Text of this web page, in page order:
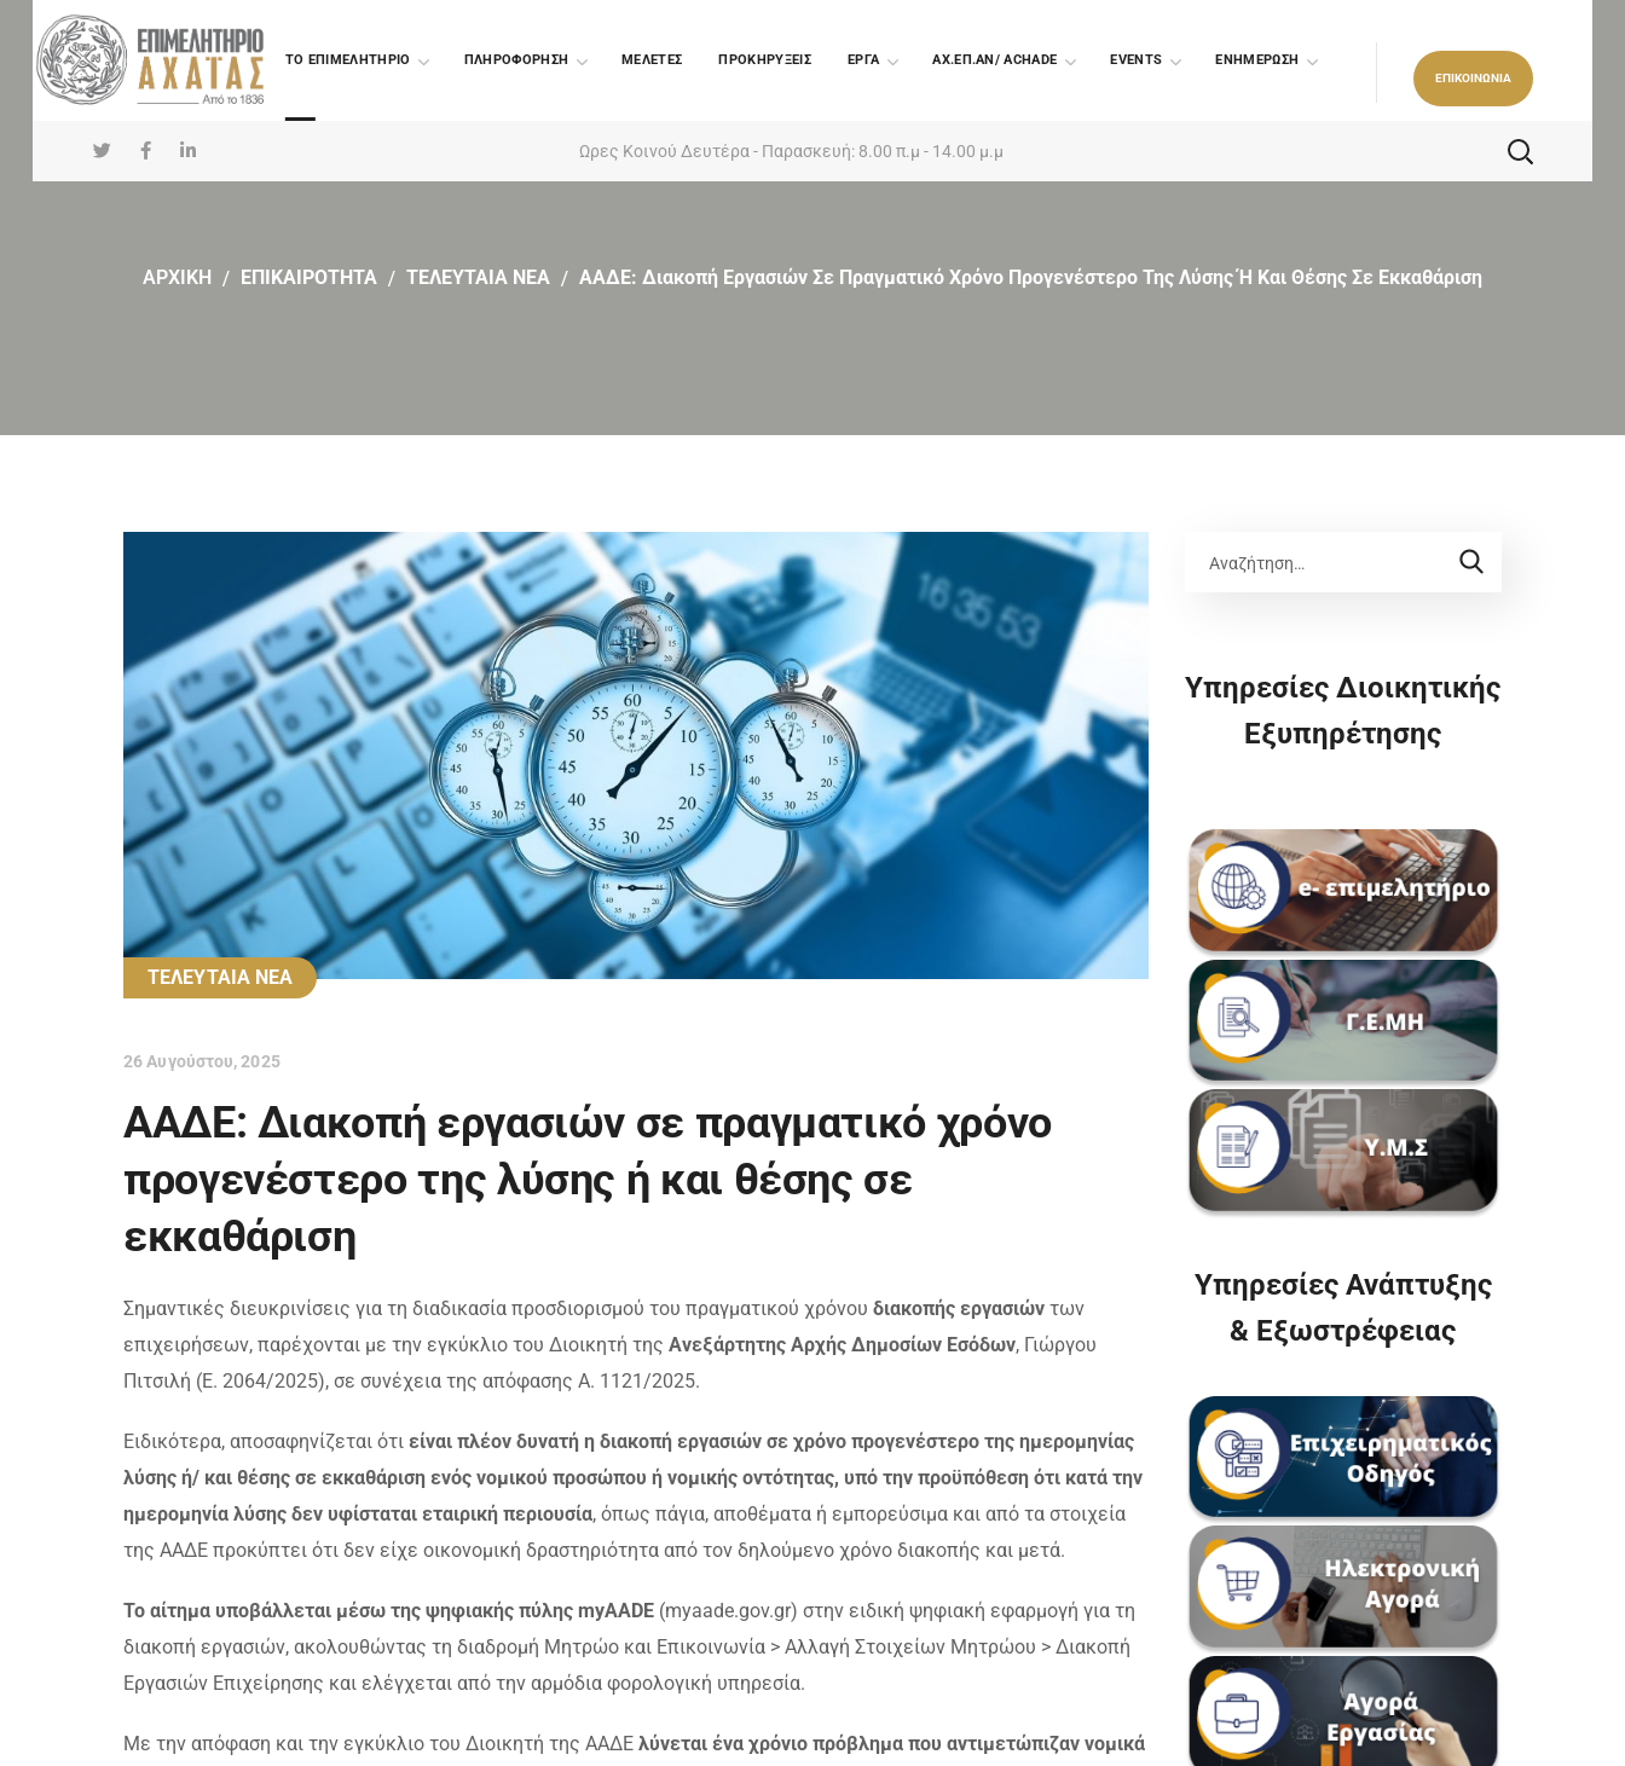
TO ΕΠΙΜΕΛΗΤΗΡΙΟ ΠΛΗΡΟΦΟΡΗΣΗ ΜΕΛΕΤΕΣ ΠΡΟΚΗΡΥΞΕΙΣ EΡΓΑ ΑΧ.ΕΠ.ΑΝ/ ACHADE EVENTS ΕΝΗΜΕΡΩΣΗ
ΕΠΙΚΟΙΝΩΝΙΑ
Ωρες Κοινού Δευτέρα - Παρασκευή: 8.00 π.μ - 14.00 μ.μ
ΑΡΧΙΚΗ ΕΠΙΚΑΙΡΟΤΗΤΑ ΤΕΛΕΥΤΑΙΑ ΝΕΑ ΑΑΔΕ: Διακοπή Εργασιών Σε Πραγματικό Χρόνο Προγενέστερο Της Λύσης Ή Και Θέσης Σε Εκκαθάριση
ΤΕΛΕΥΤΑΙΑ ΝΕΑ
26 Αυγούστου, 2025
ΑΑΔΕ: Διακοπή εργασιών σε πραγματικό χρόνο
προγενέστερο της λύσης ή και θέσης σε
εκκαθάριση
Σημαντικές διευκρινίσεις για τη διαδικασία προσδιορισμού του πραγματικού χρόνου διακοπής εργασιών των
επιχειρήσεων, παρέχονται με την εγκύκλιο του Διοικητή της Ανεξάρτητης Αρχής Δημοσίων Εσόδων, Γιώργου
Πιτσιλή (Ε. 2064/2025), σε συνέχεια της απόφασης Α. 1121/2025.
Ειδικότερα, αποσαφηνίζεται ότι είναι πλέον δυνατή η διακοπή εργασιών σε χρόνο προγενέστερο της ημερομηνίας
λύσης ή/ και θέσης σε εκκαθάριση ενός νομικού προσώπου ή νομικής οντότητας, υπό την προϋπόθεση ότι κατά την
ημερομηνία λύσης δεν υφίσταται εταιρική περιουσία, όπως πάγια, αποθέματα ή εμπορεύσιμα και από τα στοιχεία
της ΑΑΔΕ προκύπτει ότι δεν είχε οικονομική δραστηριότητα από τον δηλούμενο χρόνο διακοπής και μετά.
Το αίτημα υποβάλλεται μέσω της ψηφιακής πύλης myAADE (myaade.gov.gr) στην ειδική ψηφιακή εφαρμογή για τη
διακοπή εργασιών, ακολουθώντας τη διαδρομή Μητρώο και Επικοινωνία > Αλλαγή Στοιχείων Μητρώου > Διακοπή
Εργασιών Επιχείρησης και ελέγχεται από την αρμόδια φορολογική υπηρεσία.
Με την απόφαση και την εγκύκλιο του Διοικητή της ΑΑΔΕ λύνεται ένα χρόνιο πρόβλημα που αντιμετώπιζαν νομικά
Υπηρεσίες Διοικητικής
Εξυπηρέτησης
Υπηρεσίες Ανάπτυξης
& Εξωστρέφειας